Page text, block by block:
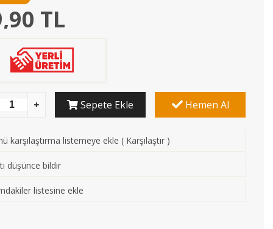
TL
Sepete Ekle Hemen Al
karşılaştırma listemeye ekle ( Karşılaştır )
düşünce bildir
listesine ekle